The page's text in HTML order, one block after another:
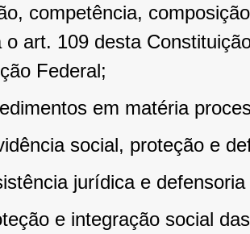
competência,
o art. 109 desta
Federal;
em matéria
social, proteção e
jurídica e
e integração social